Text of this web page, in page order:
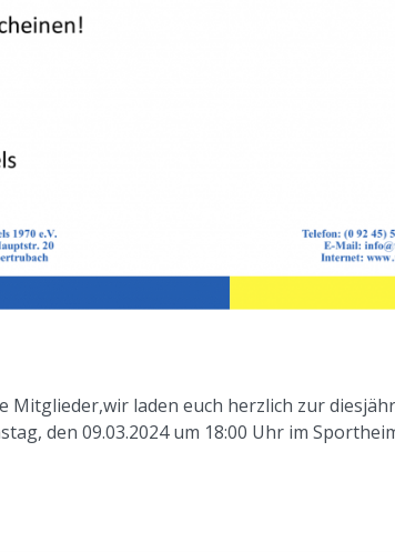
Mitglieder,wir laden euch herzlich zur
den 09.03.2024 um 18:00 Uhr im